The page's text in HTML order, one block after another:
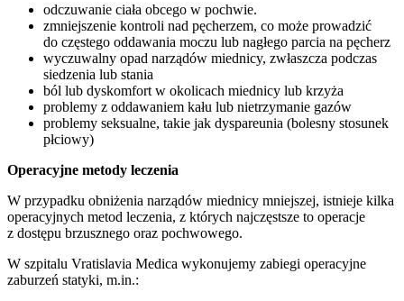
odczuwanie ciała obcego w pochwie.
zmniejszenie kontroli nad pęcherzem, co może prowadzić
do częstego oddawania moczu lub nagłego parcia na pęcherz
wyczuwalny opad narządów miednicy, zwłaszcza podczas
siedzenia lub stania
ból lub dyskomfort w okolicach miednicy lub krzyża
problemy z oddawaniem kału lub nietrzymanie gazów
problemy seksualne, takie jak dyspareunia (bolesny stosunek
płciowy)
Operacyjne metody leczenia
W przypadku obniżenia narządów miednicy mniejszej, istnieje kilka
operacyjnych metod leczenia, z których najczęstsze to operacje
z dostępu brzusznego oraz pochwowego.
W szpitalu Vratislavia Medica wykonujemy zabiegi operacyjne
zaburzeń statyki, m.in.: